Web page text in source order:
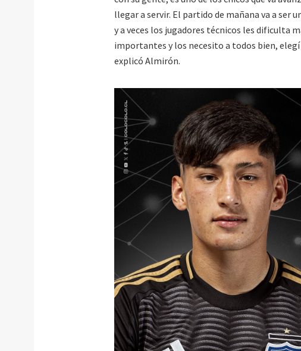
llegar a servir. El partido de mañana va a ser
y a veces los jugadores técnicos les dificulta
importantes y los necesito a todos bien, elegí
explicó Almirón.